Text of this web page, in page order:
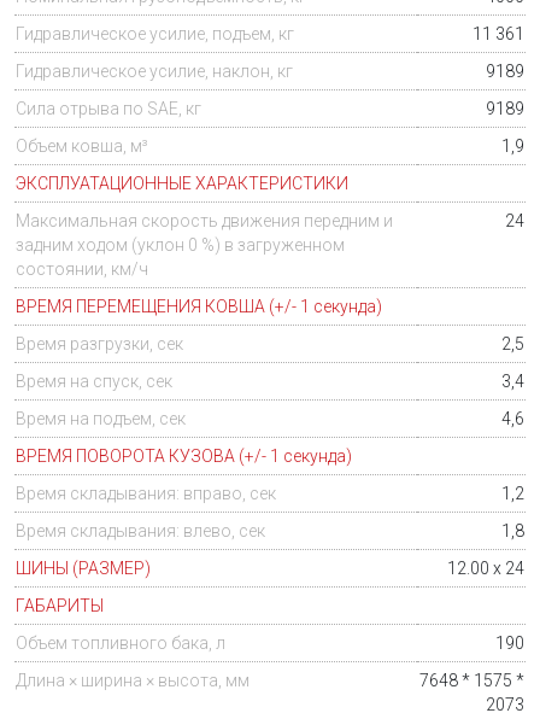
Гидравлическое усилие, подъем, кг
11 361
Гидравлическое усилие, наклон, кг
9189
Сила отрыва по SAE, кг
9189
Объем ковша, м³
1,9
ЭКСПЛУАТАЦИОННЫЕ ХАРАКТЕРИСТИКИ
Максимальная скорость движения передним и
задним ходом (уклон 0 %) в загруженном
состоянии, км/ч
24
ВРЕМЯ ПЕРЕМЕЩЕНИЯ КОВША (+/- 1 секунда)
Время разгрузки, сек
2,5
Время на спуск, сек
3,4
Время на подъем, сек
4,6
ВРЕМЯ ПОВОРОТА КУЗОВА (+/- 1 секунда)
Время складывания: вправо, сек
1,2
Время складывания: влево, сек
1,8
ШИНЫ (РАЗМЕР)
12.00 x 24
ГАБАРИТЫ
Объем топливного бака, л
190
Длина × ширина × высота, мм
7648 * 1575 *
2073